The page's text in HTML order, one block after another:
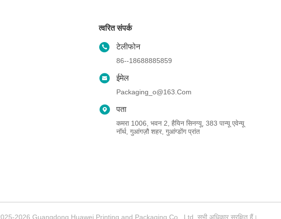
त्वरित संपर्क
टेलीफोन
86--18688885859
ईमेल
Packaging_o@163.com
पता
कमरा 1006, भवन 2, हैयिन सिनग्यू, 383 पान्यू एवेन्यू
नॉर्थ, गुआंगज़ौ शहर, गुआंग्डोंग प्रांत
© 2025-2026 Guangdong Huawei Printing and Packaging Co., Ltd. सभी अधिकार सुरक्षित हैं।